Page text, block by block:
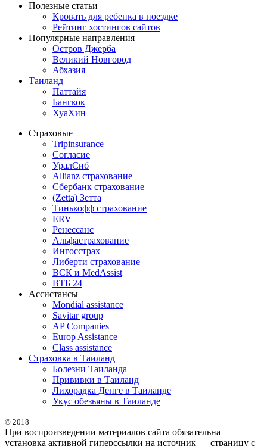
Полезные статьи
Кровать для ребенка в поездке
Рейтинг хостингов сайтов
Популярные направления
Остров Джерба
Великий Новгород
Абхазия
Таиланд
Паттайя
Бангкок
ХуаХин
Страховые
Tripinsurance
Согласие
УралСиб
Allianz страхование
Сбербанк страхование
(Zetta) Зетта
Тинькофф страхование
ERV
Ренессанс
Альфастрахование
Ингосстрах
Либерти страхование
ВСК и MedAssist
ВТБ 24
Ассистансы
Mondial assistance
Savitar group
AP Companies
Europ Assistance
Class assistance
Страховка в Таиланд
Болезни Таиланда
Прививки в Таиланд
Лихорадка Денге в Таиланде
Укус обезьяны в Таиланде
© 2018
При воспроизведении материалов сайта обязательна
установка активной гиперссылки на источник — страницу с